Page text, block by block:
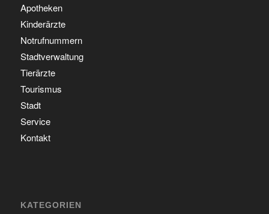
Apotheken
Kinderärzte
Notrufnummern
Stadtverwaltung
Tierärzte
Tourismus
Stadt
Service
Kontakt
KATEGORIEN